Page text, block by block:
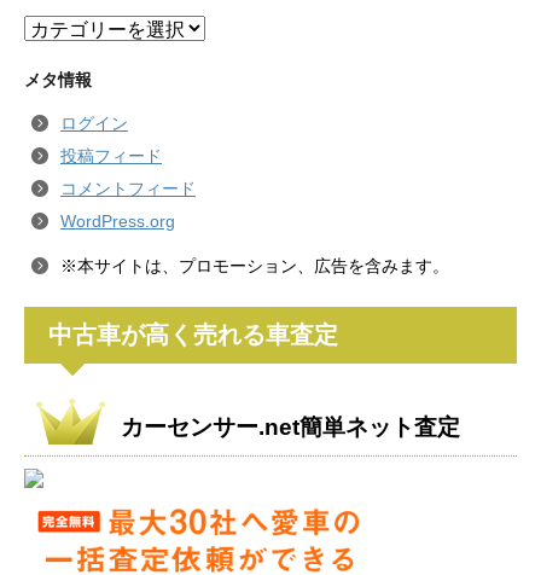
ブ
カ
ゴ
ー
メタ情報
ログイン
投稿フィード
コメントフィード
WordPress.org
※本サイトは、プロモーション、広告を含みます。
中古車が高く売れる車査定
カーセンサー.net簡単ネット査定